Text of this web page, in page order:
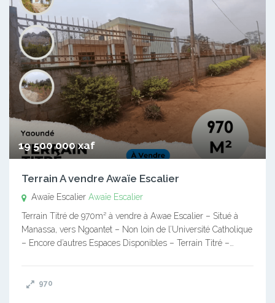
19 500 000 xaf
Terrain A vendre Awaïe Escalier
Awaïe Escalier Awaïe Escalier
Terrain Titré de 970m² à vendre à Awae Escalier – Situé à
Manassa, vers Ngoantet – Non loin de l’Université Catholique
– Encore d’autres Espaces Disponibles – Terrain Titré –…
970